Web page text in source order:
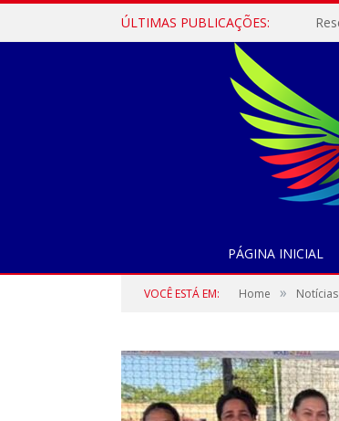
ÚLTIMAS PUBLICAÇÕES:
PÁGINA INICIAL
VOCÊ ESTÁ EM: Home » Notícias